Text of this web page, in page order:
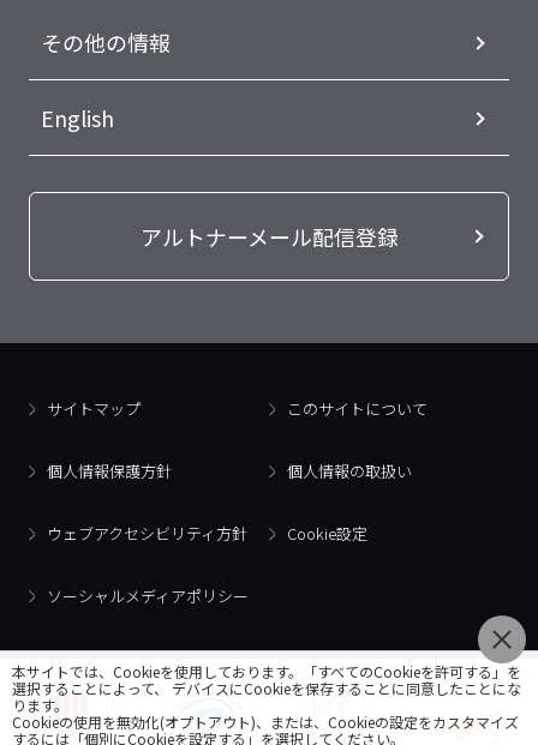
その他の情報
English
アルトナーメール配信登録
サイトマップ このサイトについて
個人情報保護方針 個人情報の取扱い
ウェブアクセシビリティ方針 Cookie設定
ソーシャルメディアポリシー
本サイトでは、Cookieを使用しております。「すべてのCookieを許可する」を
選択することによって、 デバイスにCookieを保存することに同意したことにな
ります。
Cookieの使用を無効化(オプトアウト)、または、Cookieの設定をカスタマイズ
するには「個別にCookieを設定する」を選択してください。